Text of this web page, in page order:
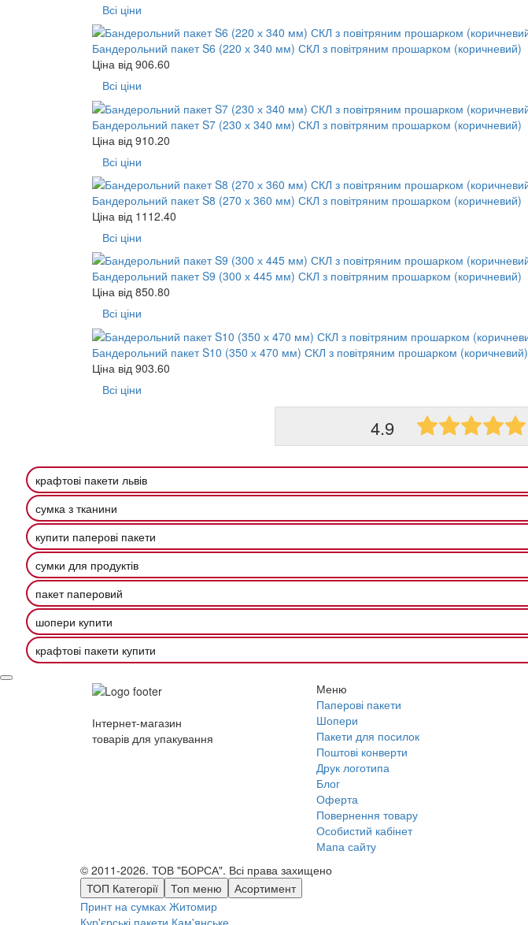
Всі ціни
Бандерольний пакет S6 (220 х 340 мм) СКЛ з повітряним прошарком (коричневий)
Ціна від 906.60
Всі ціни
Бандерольний пакет S7 (230 х 340 мм) СКЛ з повітряним прошарком (коричневий)
Ціна від 910.20
Всі ціни
Бандерольний пакет S8 (270 х 360 мм) СКЛ з повітряним прошарком (коричневий)
Ціна від 1112.40
Всі ціни
Бандерольний пакет S9 (300 х 445 мм) СКЛ з повітряним прошарком (коричневий)
Ціна від 850.80
Всі ціни
Бандерольний пакет S10 (350 х 470 мм) СКЛ з повітряним прошарком (коричневий)
Ціна від 903.60
Всі ціни
4.9
крафтові пакети львів
сумка з тканини
купити паперові пакети
сумки для продуктів
пакет паперовий
шопери купити
крафтові пакети купити
Інтернет-магазин
товарів для упакування
Меню
Паперові пакети
Шопери
Пакети для посилок
Поштові конверти
Друк логотипа
Блог
Оферта
Повернення товару
Особистий кабінет
Мапа сайту
© 2011-2026. ТОВ "БОРСА". Всі права захищено
ТОП Категорії
Топ меню
Асортимент
Принт на сумках Житомир